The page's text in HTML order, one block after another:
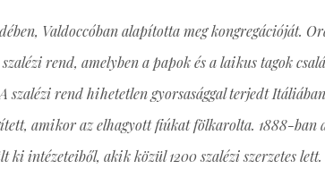
Valdoccóban alapította meg kongregációját.
rend, amelyben a papok és a laikus tagok
rend hihetetlen gyorsasággal terjedt
amikor az elhagyott fiúkat fölkarolta. 1888-ban
intézeteiből, akik közül 1200 szalézi szerzetes lett.